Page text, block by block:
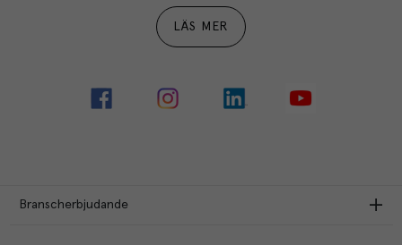
LÄS MER
Branscherbjudande